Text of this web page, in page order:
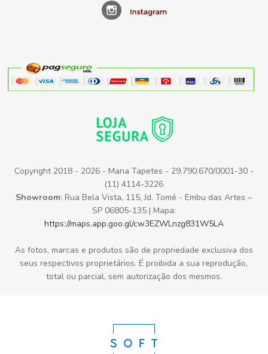
Copyright 2018 - 2026 - Mana Tapetes - 29.790.670/0001-30 -
(11) 4114-3226
Showroom: Rua Bela Vista, 115, Jd. Tomé - Embu das Artes –
SP 06805-135 | Mapa:
https://maps.app.goo.gl/cw3EZWLnzg831W5LA
As fotos, marcas e produtos são de propriedade exclusiva dos
seus respectivos proprietários. É proibida a sua reprodução,
total ou parcial, sem autorização dos mesmos.